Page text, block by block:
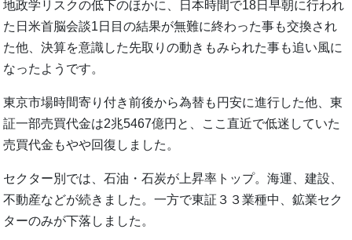
地政学リスクの低下のほかに、日本時間で18日早朝に行われ
た日米首脳会談1日目の結果が無難に終わった事も交換され
た他、決算を意識した先取りの動きもみられた事も追い風に
なったようです。
東京市場時間寄り付き前後から為替も円安に進行した他、東
証一部売買代金は2兆5467億円と、ここ直近で低迷していた
売買代金もやや回復しました。
セクター別では、石油・石炭が上昇率トップ。海運、建設、
不動産などが続きました。一方で東証３３業種中、鉱業セク
ターのみが下落しました。